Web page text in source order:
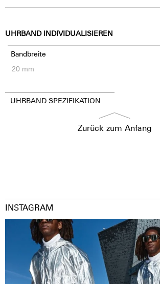
UHRBAND INDIVIDUALISIEREN
Bandbreite
UHRBAND SPEZIFIKATION
Zurück zum Anfang
INSTAGRAM
Happy Streetparade everybody
Music in...
29
2